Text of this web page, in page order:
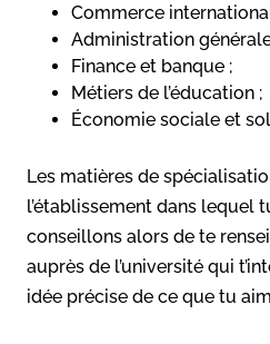
Commerce
Administration
Finance et banque ;
Métiers de l’éducation ;
Économie sociale et
Les matières de
l’établissement dans lequel
conseillons alors de te
auprès de l’université qui
idée précise de ce que tu